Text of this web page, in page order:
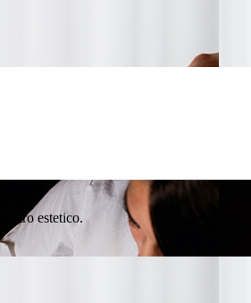
estetico.